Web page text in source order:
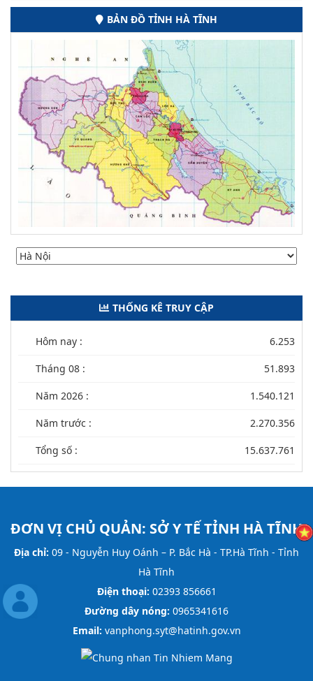
BẢN ĐỒ TỈNH HÀ TĨNH
THỐNG KÊ TRUY CẬP
Hôm nay : 6.253
Tháng 08 : 51.893
Năm 2026 : 1.540.121
Năm trước : 2.270.356
Tổng số : 15.637.761
ĐƠN VỊ CHỦ QUẢN: SỞ Y TẾ TỈNH HÀ TĨNH
Địa chỉ: 09 - Nguyễn Huy Oánh – P. Bắc Hà - TP.Hà Tĩnh - Tỉnh
Hà Tĩnh
Điện thoại: 02393 856661
Đường dây nóng: 0965341616
Email: vanphong.syt@hatinh.gov.vn